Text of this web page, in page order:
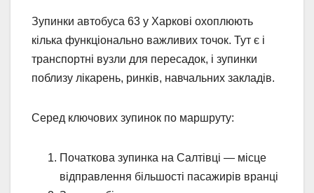
Зупинки автобуса 63 у Харкові охоплюють
кілька функціонально важливих точок. Тут є і
транспортні вузли для пересадок, і зупинки
поблизу лікарень, ринків, навчальних закладів.
Серед ключових зупинок по маршруту:
Початкова зупинка на Салтівці — місце
відправлення більшості пасажирів вранці